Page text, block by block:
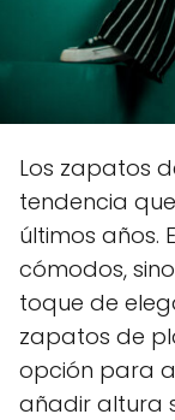
Los zapatos
tendencia
últimos años.
cómodos,
toque de
zapatos de
opción para
añadir altura